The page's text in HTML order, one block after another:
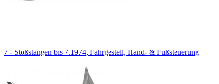
7 - Stoßstangen bis 7.1974, Fahrgestell, Hand- & Fußsteuerung